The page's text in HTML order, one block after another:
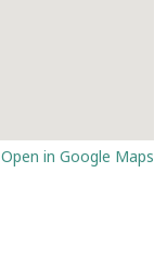
Open in Google Maps